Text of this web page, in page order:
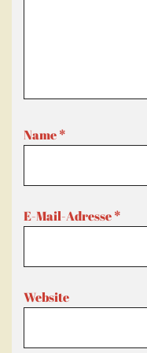
Name*
E-Mail-Adresse*
Website